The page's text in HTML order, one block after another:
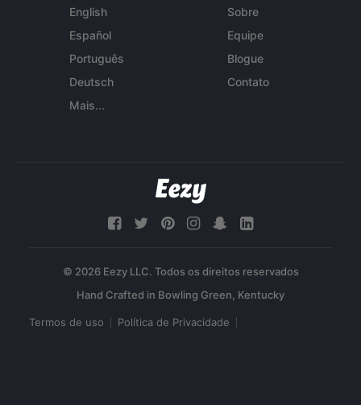
English
Español
Português
Deutsch
Mais...
Sobre
Equipe
Blogue
Contato
© 2026 Eezy LLC. Todos os direitos reservados
Termos de uso Política de Privacidade